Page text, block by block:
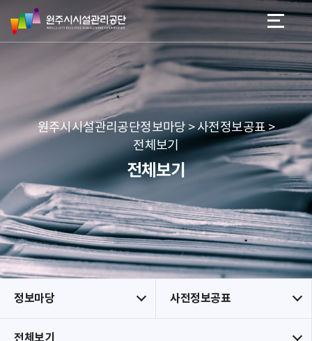
네
본문 바로가기
메뉴 바로가기
원
주
시
리
공
단
원주시시설관리공단정보마당 > 사전정보공표 >
전체보기
전체보기
정보마당 사전정보공표
전체보기